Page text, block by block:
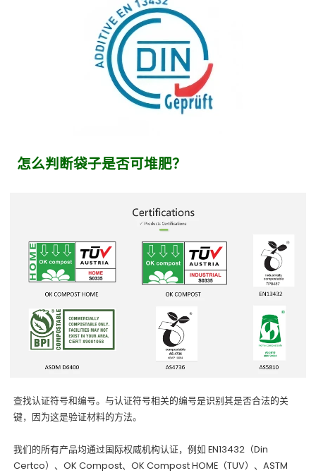
怎么判断袋子是否可堆肥？
查找认证符号和编号。与认证符号相关的编号是识别其是否合法的关
键，因为这是验证材料的方法。
我们的所有产品均通过国际权威机构认证，例如 EN13432（Din
Certco）、OK Compost、OK Compost HOME（TUV）、ASTM